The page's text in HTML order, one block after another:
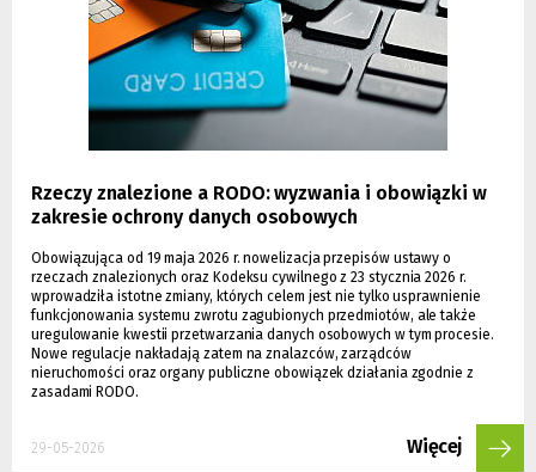
Rzeczy znalezione a RODO: wyzwania i obowiązki w
zakresie ochrony danych osobowych
Obowiązująca od 19 maja 2026 r. nowelizacja przepisów ustawy o
rzeczach znalezionych oraz Kodeksu cywilnego z 23 stycznia 2026 r.
wprowadziła istotne zmiany, których celem jest nie tylko usprawnienie
funkcjonowania systemu zwrotu zagubionych przedmiotów, ale także
uregulowanie kwestii przetwarzania danych osobowych w tym procesie.
Nowe regulacje nakładają zatem na znalazców, zarządców
nieruchomości oraz organy publiczne obowiązek działania zgodnie z
zasadami RODO.
29-05-2026 Więcej